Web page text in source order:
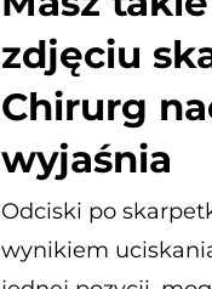
zdjęciu
Chirurg
wyjaśnia
Odciski po
wynikiem